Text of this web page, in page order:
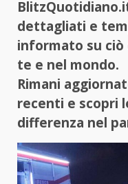
dettagliati e
informato su ciò
te e nel mondo.
Rimani
recenti e scopri
differenza nel